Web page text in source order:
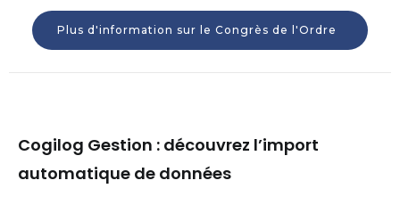
Plus d'information sur le Congrès de l'Ordre
Cogilog Gestion : découvrez l’import
automatique de données